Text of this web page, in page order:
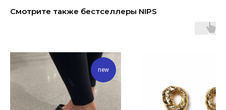
Смотрите также бестселлеры NIPS
new